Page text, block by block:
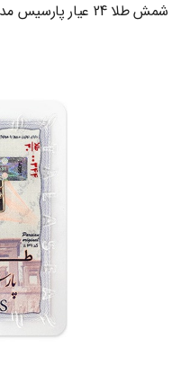
شمش طلا 24 عیار پارسیس مدل GNN-2.5